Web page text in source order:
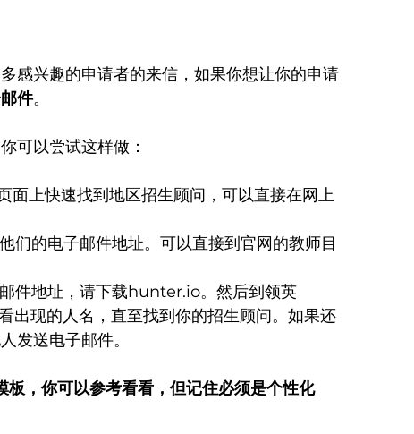
感兴趣的申请者的来信，如果你想让你的申请
件。
可以尝试这样做：
面上快速找到地区招生顾问，可以直接在网上
们的电子邮件地址。可以直接到官网的教师目
件地址，请下载hunter.io。然后到领英
出现的人名，直至找到你的招生顾问。如果还
发送电子邮件。
，你可以参考看看，但记住必须是个性化